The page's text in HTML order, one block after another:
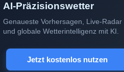
AI-Präzisionswetter
Genaueste Vorhersagen, Live-Radar
und globale Wetterintelligenz mit KI.
Jetzt kostenlos nutzen